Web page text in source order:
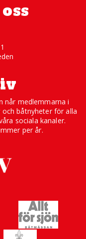
når medlemmarna i
och båtnyheter för alla
sociala kanaler.
per år.